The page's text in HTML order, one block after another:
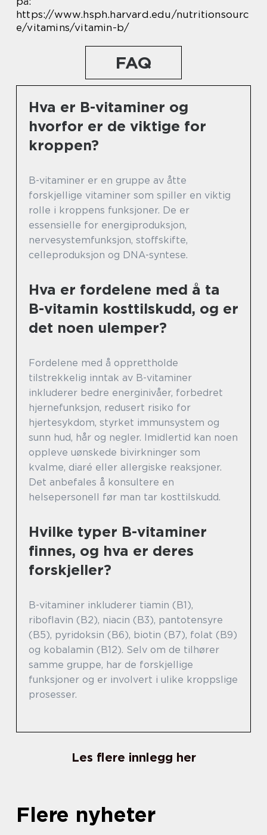
https://www.hsph.harvard.edu/nutritionsourc
e/vitamins/vitamin-b/
FAQ
Hva er B-vitaminer og
hvorfor er de viktige for
kroppen?
B-vitaminer er en gruppe av åtte
forskjellige vitaminer som spiller en viktig
rolle i kroppens funksjoner. De er
essensielle for energiproduksjon,
nervesystemfunksjon, stoffskifte,
celleproduksjon og DNA-syntese.
Hva er fordelene med å ta
B-vitamin kosttilskudd, og er
det noen ulemper?
Fordelene med å opprettholde
tilstrekkelig inntak av B-vitaminer
inkluderer bedre energinivåer, forbedret
hjernefunksjon, redusert risiko for
hjertesykdom, styrket immunsystem og
sunn hud, hår og negler. Imidlertid kan noen
oppleve uønskede bivirkninger som
kvalme, diaré eller allergiske reaksjoner.
Det anbefales å konsultere en
helsepersonell før man tar kosttilskudd.
Hvilke typer B-vitaminer
finnes, og hva er deres
forskjeller?
B-vitaminer inkluderer tiamin (B1),
riboflavin (B2), niacin (B3), pantotensyre
(B5), pyridoksin (B6), biotin (B7), folat (B9)
og kobalamin (B12). Selv om de tilhører
samme gruppe, har de forskjellige
funksjoner og er involvert i ulike kroppslige
prosesser.
Les flere innlegg her
Flere nyheter